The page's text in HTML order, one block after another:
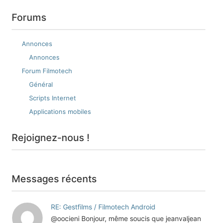
Forums
Annonces
Annonces
Forum Filmotech
Général
Scripts Internet
Applications mobiles
Rejoignez-nous !
Messages récents
RE: Gestfilms / Filmotech Android
@oocieni Bonjour, même soucis que jeanvaljean